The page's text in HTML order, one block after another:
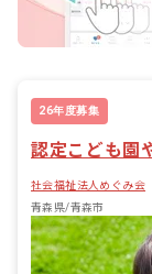
26年度募集
認定こども園
社会福祉法人めぐみ会
青森県/青森市